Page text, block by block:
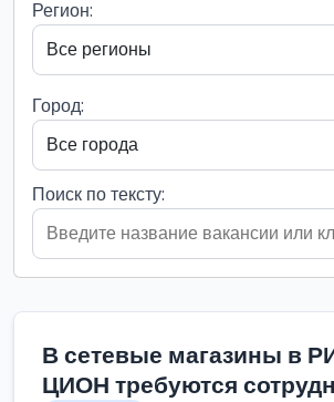
Регион:
Город:
Поиск по тексту:
В сетевые магазины в
ЦИОН требуются